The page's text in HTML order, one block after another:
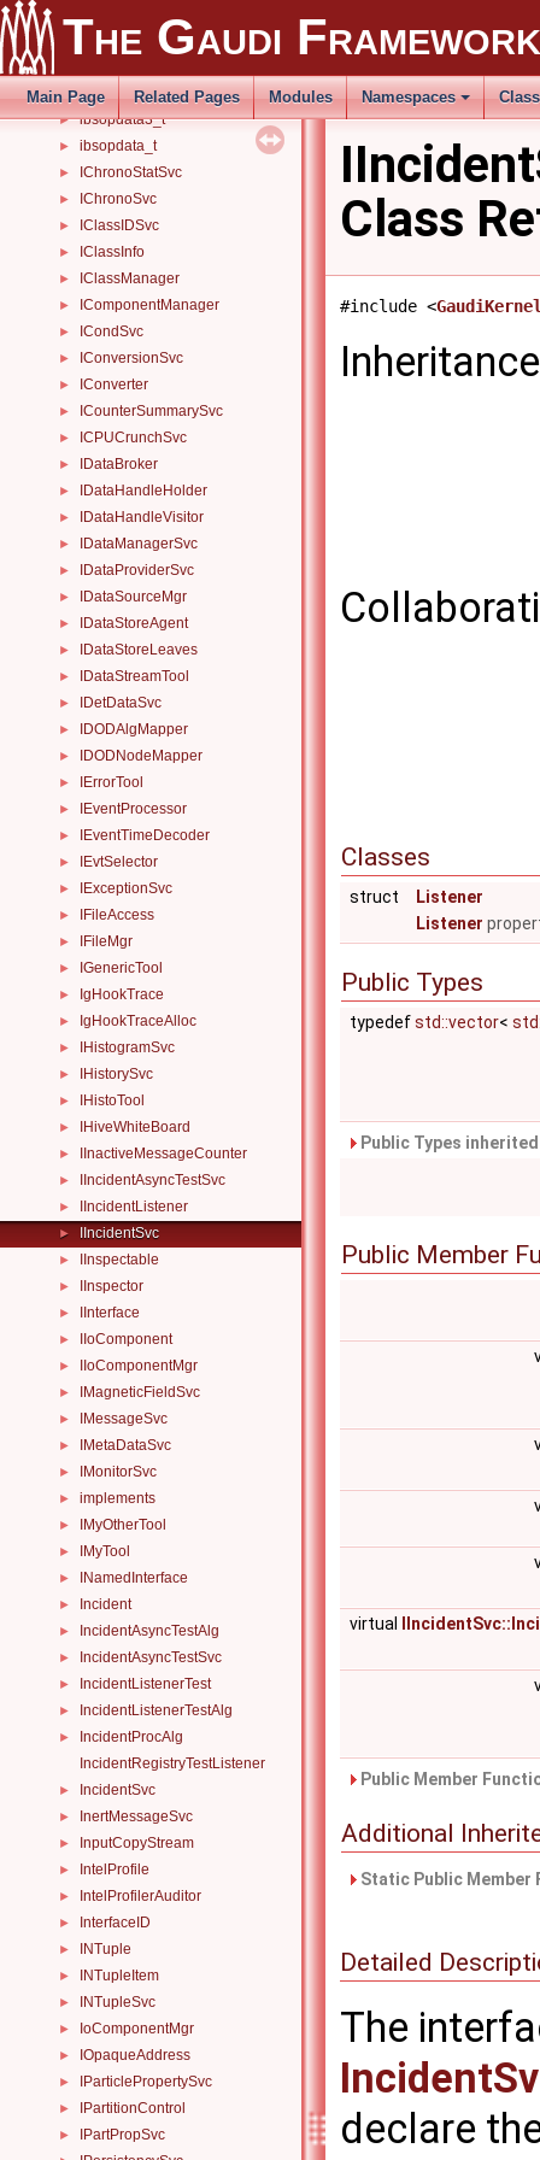
The Gaudi Framework
Main Page Related Pages Modules Namespaces
ibsfetchctl_t
► ibsopdata2_t
► ibsopdata3_t
► ibsopdata_t
► IChronoStatSvc
► IChronoSvc
► IClassIDSvc
► IClassInfo
► IClassManager
► IComponentManager
► ICondSvc
► IConversionSvc
► IConverter
► ICounterSummarySvc
► ICPUCrunchSvc
► IDataBroker
► IDataHandleHolder
► IDataHandleVisitor
► IDataManagerSvc
► IDataProviderSvc
► IDataSourceMgr
► IDataStoreAgent
► IDataStoreLeaves
► IDataStreamTool
► IDetDataSvc
► IDODAlgMapper
► IDODNodeMapper
► IErrorTool
► IEventProcessor
► IEventTimeDecoder
► IEvtSelector
► IExceptionSvc
► IFileAccess
► IFileMgr
► IGenericTool
► IgHookTrace
► IgHookTraceAlloc
► IHistogramSvc
► IHistorySvc
► IHistoTool
► IHiveWhiteBoard
► IInactiveMessageCounter
► IIncidentAsyncTestSvc
► IIncidentListener
► IIncidentSvc
► IInspectable
► IInspector
► IInterface
► IIoComponent
► IIoComponentMgr
► IMagneticFieldSvc
► IMessageSvc
► IMetaDataSvc
► IMonitorSvc
► implements
► IMyOtherTool
► IMyTool
► INamedInterface
► Incident
► IncidentAsyncTestAlg
► IncidentAsyncTestSvc
► IncidentListenerTest
► IncidentListenerTestAlg
►
IncidentProcAlg
IncidentRegistryTestListener
► IncidentSvc
► InertMessageSvc
► InputCopyStream
► IntelProfile
► IntelProfilerAuditor
► InterfaceID
► INTuple
► INTupleItem
► INTupleSvc
► IoComponentMgr
► IOpaqueAddress
► IParticlePropertySvc
► IPartitionControl
► IPartPropSvc
Class
#include <
Classes
struct
Listener
Listener
Public Types
typedefstd::vector<
Public Types
Public Member
virtual
Public Member
Additional
Static Public
Detailed
The
declare